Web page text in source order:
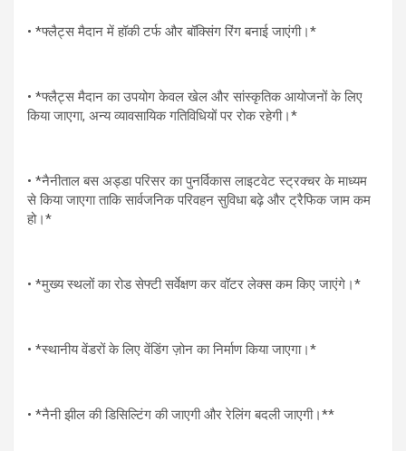
• *फ्लैट्स मैदान में हॉकी टर्फ और बॉक्सिंग रिंग बनाई जाएंगी।*
• *फ्लैट्स मैदान का उपयोग केवल खेल और सांस्कृतिक आयोजनों के लिए
किया जाएगा, अन्य व्यावसायिक गतिविधियों पर रोक रहेगी।*
• *नैनीताल बस अड्डा परिसर का पुनर्विकास लाइटवेट स्ट्रक्चर के माध्यम
से किया जाएगा ताकि सार्वजनिक परिवहन सुविधा बढ़े और ट्रैफिक जाम कम
हो।*
• *मुख्य स्थलों का रोड सेफ्टी सर्वेक्षण कर वॉटर लेक्स कम किए जाएंगे।*
• *स्थानीय वेंडरों के लिए वेंडिंग ज़ोन का निर्माण किया जाएगा।*
• *नैनी झील की डिसिल्टिंग की जाएगी और रेलिंग बदली जाएगी।**